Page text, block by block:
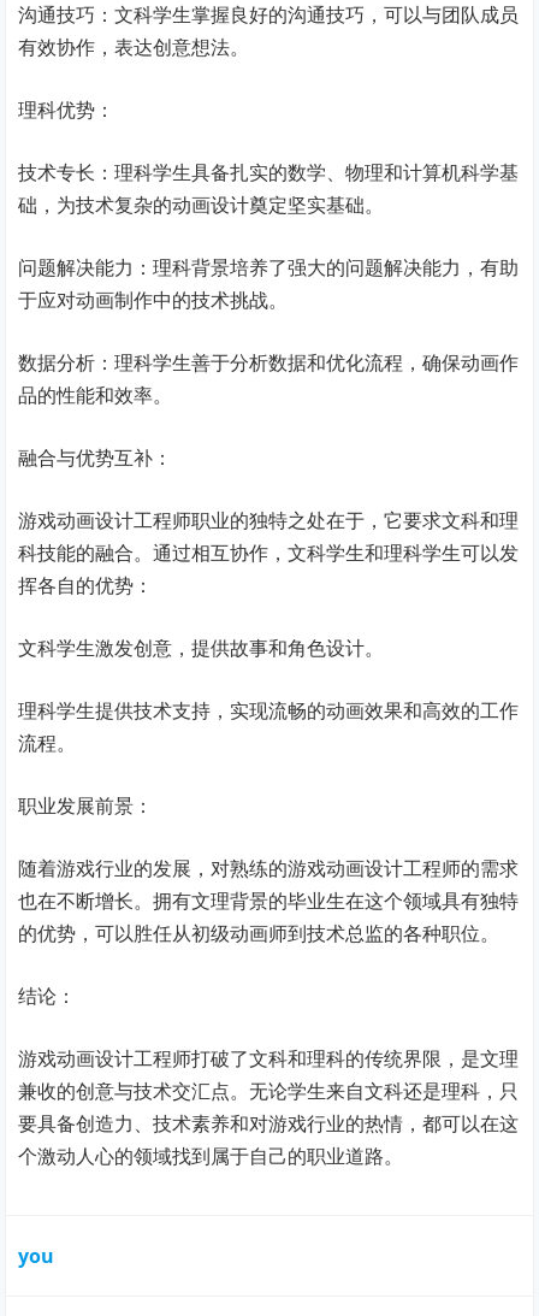
沟通技巧：文科学生掌握良好的沟通技巧，可以与团队成员
有效协作，表达创意想法。
理科优势：
技术专长：理科学生具备扎实的数学、物理和计算机科学基
础，为技术复杂的动画设计奠定坚实基础。
问题解决能力：理科背景培养了强大的问题解决能力，有助
于应对动画制作中的技术挑战。
数据分析：理科学生善于分析数据和优化流程，确保动画作
品的性能和效率。
融合与优势互补：
游戏动画设计工程师职业的独特之处在于，它要求文科和理
科技能的融合。通过相互协作，文科学生和理科学生可以发
挥各自的优势：
文科学生激发创意，提供故事和角色设计。
理科学生提供技术支持，实现流畅的动画效果和高效的工作
流程。
职业发展前景：
随着游戏行业的发展，对熟练的游戏动画设计工程师的需求
也在不断增长。拥有文理背景的毕业生在这个领域具有独特
的优势，可以胜任从初级动画师到技术总监的各种职位。
结论：
游戏动画设计工程师打破了文科和理科的传统界限，是文理
兼收的创意与技术交汇点。无论学生来自文科还是理科，只
要具备创造力、技术素养和对游戏行业的热情，都可以在这
个激动人心的领域找到属于自己的职业道路。
you